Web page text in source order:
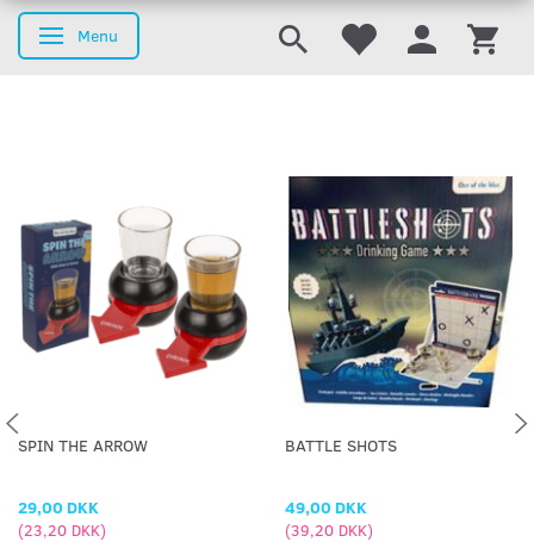
Skifte navigation
Menu
SPIN THE ARROW
29,00 DKK
(23,20 DKK)
BATTLE SHOTS
49,00 DKK
(39,20 DKK)